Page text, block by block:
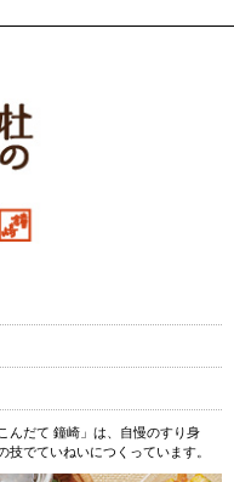
んだて 鐘崎」は、自慢のすり身
でていねいにつくっています。